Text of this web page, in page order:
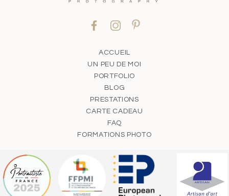
ACCUEIL
UN PEU DE MOI
PORTFOLIO
BLOG
PRESTATIONS
CARTE CADEAU
FAQ
FORMATIONS PHOTO